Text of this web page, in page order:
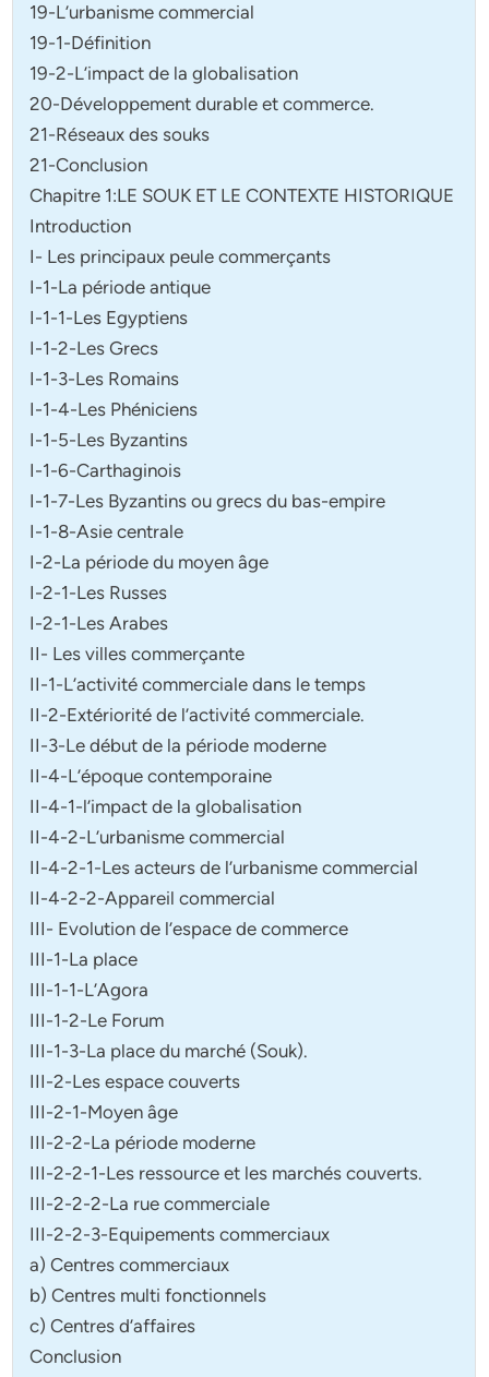
19-L’urbanisme commercial
19-1-Définition
19-2-L’impact de la globalisation
20-Développement durable et commerce.
21-Réseaux des souks
21-Conclusion
Chapitre 1:LE SOUK ET LE CONTEXTE HISTORIQUE
Introduction
I- Les principaux peule commerçants
I-1-La période antique
I-1-1-Les Egyptiens
I-1-2-Les Grecs
I-1-3-Les Romains
I-1-4-Les Phéniciens
I-1-5-Les Byzantins
I-1-6-Carthaginois
I-1-7-Les Byzantins ou grecs du bas-empire
I-1-8-Asie centrale
I-2-La période du moyen âge
I-2-1-Les Russes
I-2-1-Les Arabes
II- Les villes commerçante
II-1-L’activité commerciale dans le temps
II-2-Extériorité de l’activité commerciale.
II-3-Le début de la période moderne
II-4-L’époque contemporaine
II-4-1-l’impact de la globalisation
II-4-2-L’urbanisme commercial
II-4-2-1-Les acteurs de l’urbanisme commercial
II-4-2-2-Appareil commercial
III- Evolution de l’espace de commerce
III-1-La place
III-1-1-L’Agora
III-1-2-Le Forum
III-1-3-La place du marché (Souk).
III-2-Les espace couverts
III-2-1-Moyen âge
III-2-2-La période moderne
III-2-2-1-Les ressource et les marchés couverts.
III-2-2-2-La rue commerciale
III-2-2-3-Equipements commerciaux
a) Centres commerciaux
b) Centres multi fonctionnels
c) Centres d’affaires
Conclusion